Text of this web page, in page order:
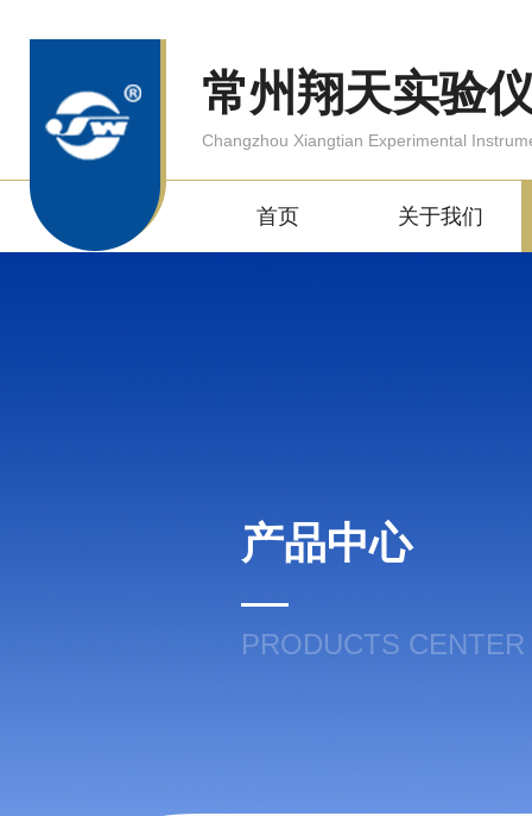
常州翔天实验
Changzhou Xiangtian Experimental
首页 关于我们
产品中心
PRODUCTS CENTER